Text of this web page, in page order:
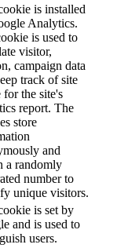
is installed
Analytics.
is used to
visitor,
campaign data
track of site
for the site's
report. The
store
and
a randomly
number to
unique visitors.
is set by
and is used to
users.